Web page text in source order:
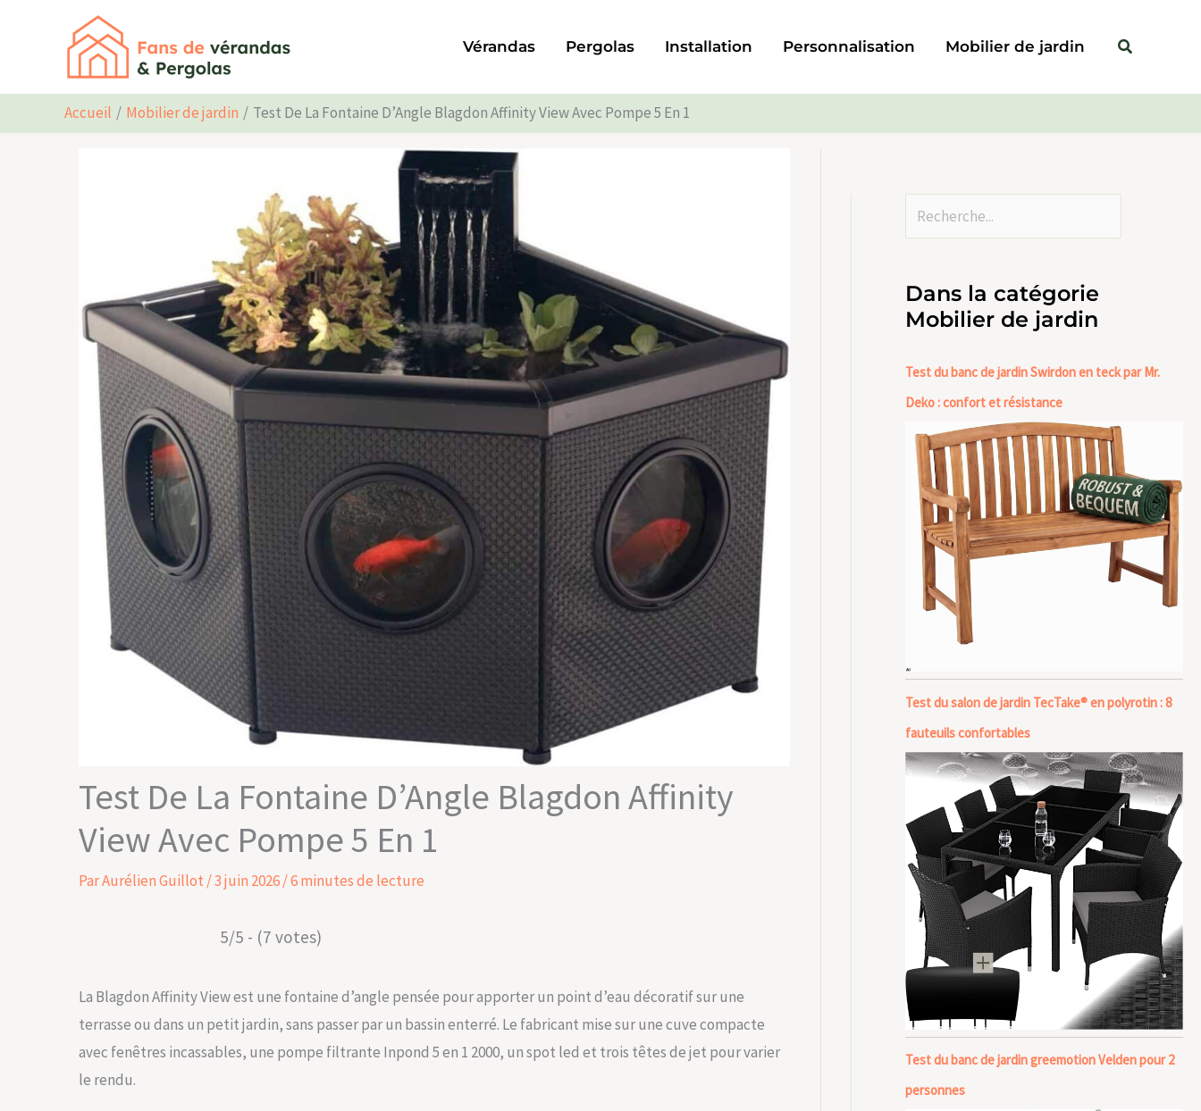
Vérandas Pergolas Installation Personnalisation Mobilier de jardin Rechercher
Accueil Mobilier de jardin Test De La Fontaine D’Angle Blagdon Affinity View Avec Pompe 5 En 1
Test De La Fontaine D’Angle Blagdon Affinity
View Avec Pompe 5 En 1
ParAurélien Guillot /3 juin 2026/6 minutes de lecture
5/5 - (7 votes)
La Blagdon Affinity View est une fontaine d’angle pensée pour apporter un point d’eau décoratif sur une
terrasse ou dans un petit jardin, sans passer par un bassin enterré. Le fabricant mise sur une cuve compacte
avec fenêtres incassables, une pompe filtrante Inpond 5 en 1 2000, un spot led et trois têtes de jet pour varier
le rendu.
Dans la catégorie
Mobilier de jardin
Test du banc de jardin Swirdon en teck par Mr.
Deko : confort et résistance
Test du salon de jardin TecTake® en polyrotin : 8
fauteuils confortables
Test du banc de jardin greemotion Velden pour 2
personnes